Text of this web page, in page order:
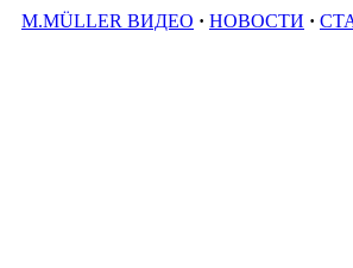
M.MÜLLER ВИДЕО · НОВОСТИ ·